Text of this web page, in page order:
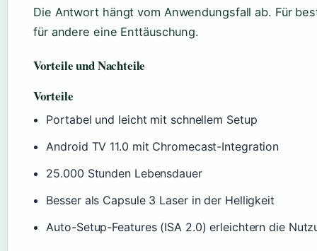
Die Antwort hängt vom Anwendungsfall ab. Für
für andere eine Enttäuschung.
Vorteile und Nachteile
Vorteile
Portabel und leicht mit schnellem Setup
Android TV 11.0 mit Chromecast-Integration
25.000 Stunden Lebensdauer
Besser als Capsule 3 Laser in der Helligkeit
Auto-Setup-Features (ISA 2.0) erleichtern die